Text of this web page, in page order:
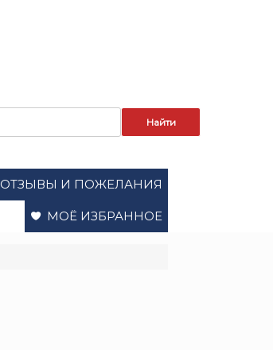
ОТЗЫВЫ И ПОЖЕЛАНИЯ
МОЁ ИЗБРАННОЕ